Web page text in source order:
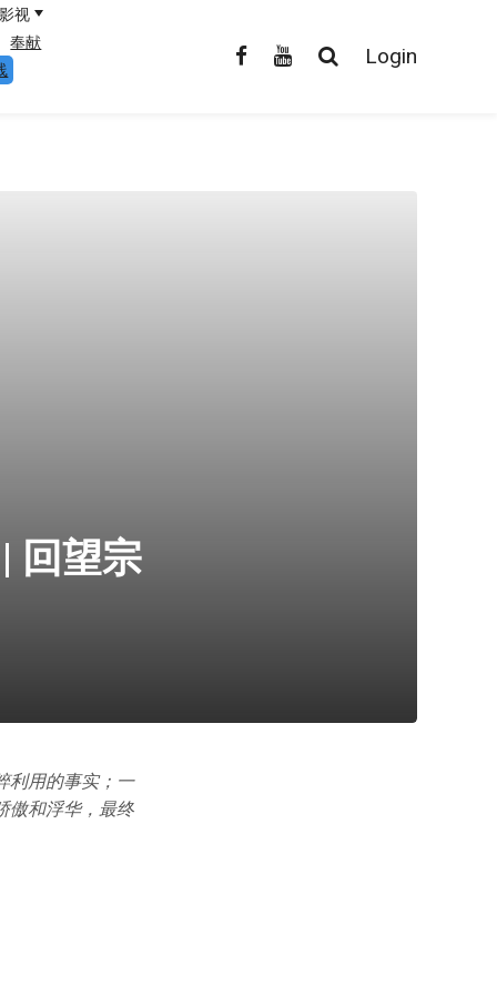
影视
奉献
Login
回望宗
利用的事实；一
傲和浮华，最终